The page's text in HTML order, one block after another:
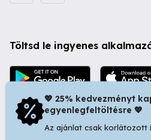
Töltsd le ingyenes
💖 25% kedvezményt
egyenlegfeltöltésre 💖
Az ajánlat csak korlátozott